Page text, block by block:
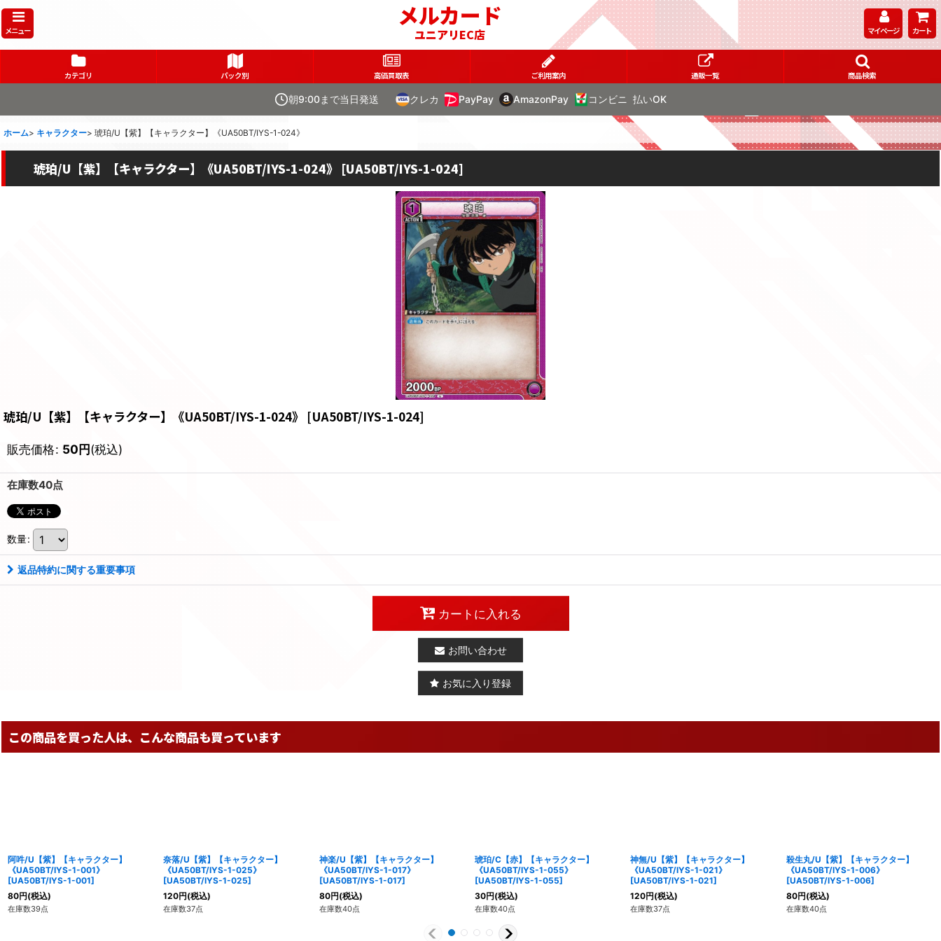
メニュー メルカード
ユニアリEC店 マイページ カート
カテゴリ パック別 高価買取表 ご利用案内 通販一覧 商品検索
朝9:00まで当日発送 クレカ PayPay AmazonPay コンビニ 払いOK
ホーム> キャラクター> 琥珀/U【紫】【キャラクター】《UA50BT/IYS-1-024》
琥珀/U【紫】【キャラクター】《UA50BT/IYS-1-024》 [UA50BT/IYS-1-024]
琥珀/U【紫】【キャラクター】《UA50BT/IYS-1-024》 [UA50BT/IYS-1-024]
販売価格: 50円(税込)
在庫数40点
数量:
返品特約に関する重要事項
カートに入れる
お問い合わせ
お気に入り登録
この商品を買った人は、こんな商品も買っています
阿吽/U【紫】【キャラクター】
《UA50BT/IYS-1-001》
[UA50BT/IYS-1-001]
80円(税込)
在庫数39点
奈落/U【紫】【キャラクター】
《UA50BT/IYS-1-025》
[UA50BT/IYS-1-025]
120円(税込)
在庫数37点
神楽/U【紫】【キャラクター】
《UA50BT/IYS-1-017》
[UA50BT/IYS-1-017]
80円(税込)
在庫数40点
琥珀/C【赤】【キャラクター】
《UA50BT/IYS-1-055》
[UA50BT/IYS-1-055]
30円(税込)
在庫数40点
神無/U【紫】【キャラクター】
《UA50BT/IYS-1-021》
[UA50BT/IYS-1-021]
120円(税込)
在庫数37点
殺生丸/U【紫】【キャラクター】
《UA50BT/IYS-1-006》
[UA50BT/IYS-1-006]
80円(税込)
在庫数40点